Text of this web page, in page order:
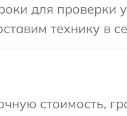
для проверки
технику в
стоимость,